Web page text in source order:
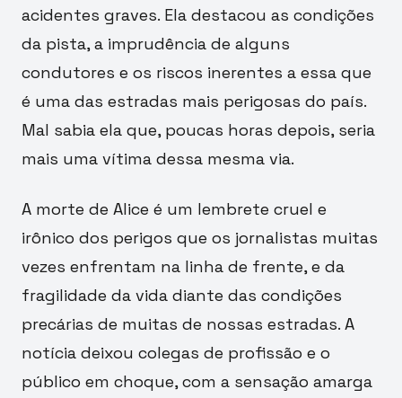
acidentes graves. Ela destacou as condições
da pista, a imprudência de alguns
condutores e os riscos inerentes a essa que
é uma das estradas mais perigosas do país.
Mal sabia ela que, poucas horas depois, seria
mais uma vítima dessa mesma via.
A morte de Alice é um lembrete cruel e
irônico dos perigos que os jornalistas muitas
vezes enfrentam na linha de frente, e da
fragilidade da vida diante das condições
precárias de muitas de nossas estradas. A
notícia deixou colegas de profissão e o
público em choque, com a sensação amarga